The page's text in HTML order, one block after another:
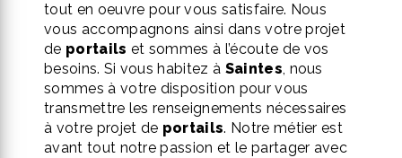
tout en oeuvre pour vous satisfaire. Nous
vous accompagnons ainsi dans votre projet
de portails et sommes à l’écoute de vos
besoins. Si vous habitez à Saintes, nous
sommes à votre disposition pour vous
transmettre les renseignements nécessaires
à votre projet de portails. Notre métier est
avant tout notre passion et le partager avec